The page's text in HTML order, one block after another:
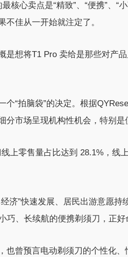
核心卖点是“精致”、“便携”、
不佳从一开始就注定了。
是想将T1 Pro 卖给是那些对产
个“拍脑袋”的决定。根据
分市场呈现机构性机会，特别
上零售量占比达到 28.1%，线
济”快速发展、居民出游意愿
巧、长续航的便携剃须刀，正
也曾预言电动剃须刀的个性化